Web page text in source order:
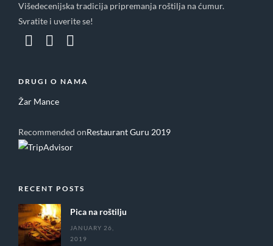
Višedecenijska tradicija pripremanja roštilja na ćumur.
Svratite i uverite se!
DRUGI O NAMA
Žar Mance
Recommended onRestaurant Guru 2019
RECENT POSTS
Pica na roštilju
JANUARY 26,
2019